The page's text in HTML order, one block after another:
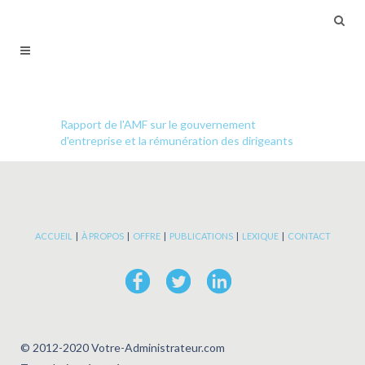
Rapport de l'AMF sur le gouvernement
d'entreprise et la rémunération des dirigeants
ACCUEIL | À PROPOS | OFFRE | PUBLICATIONS | LEXIQUE | CONTACT
© 2012-2020 Votre-Administrateur.com